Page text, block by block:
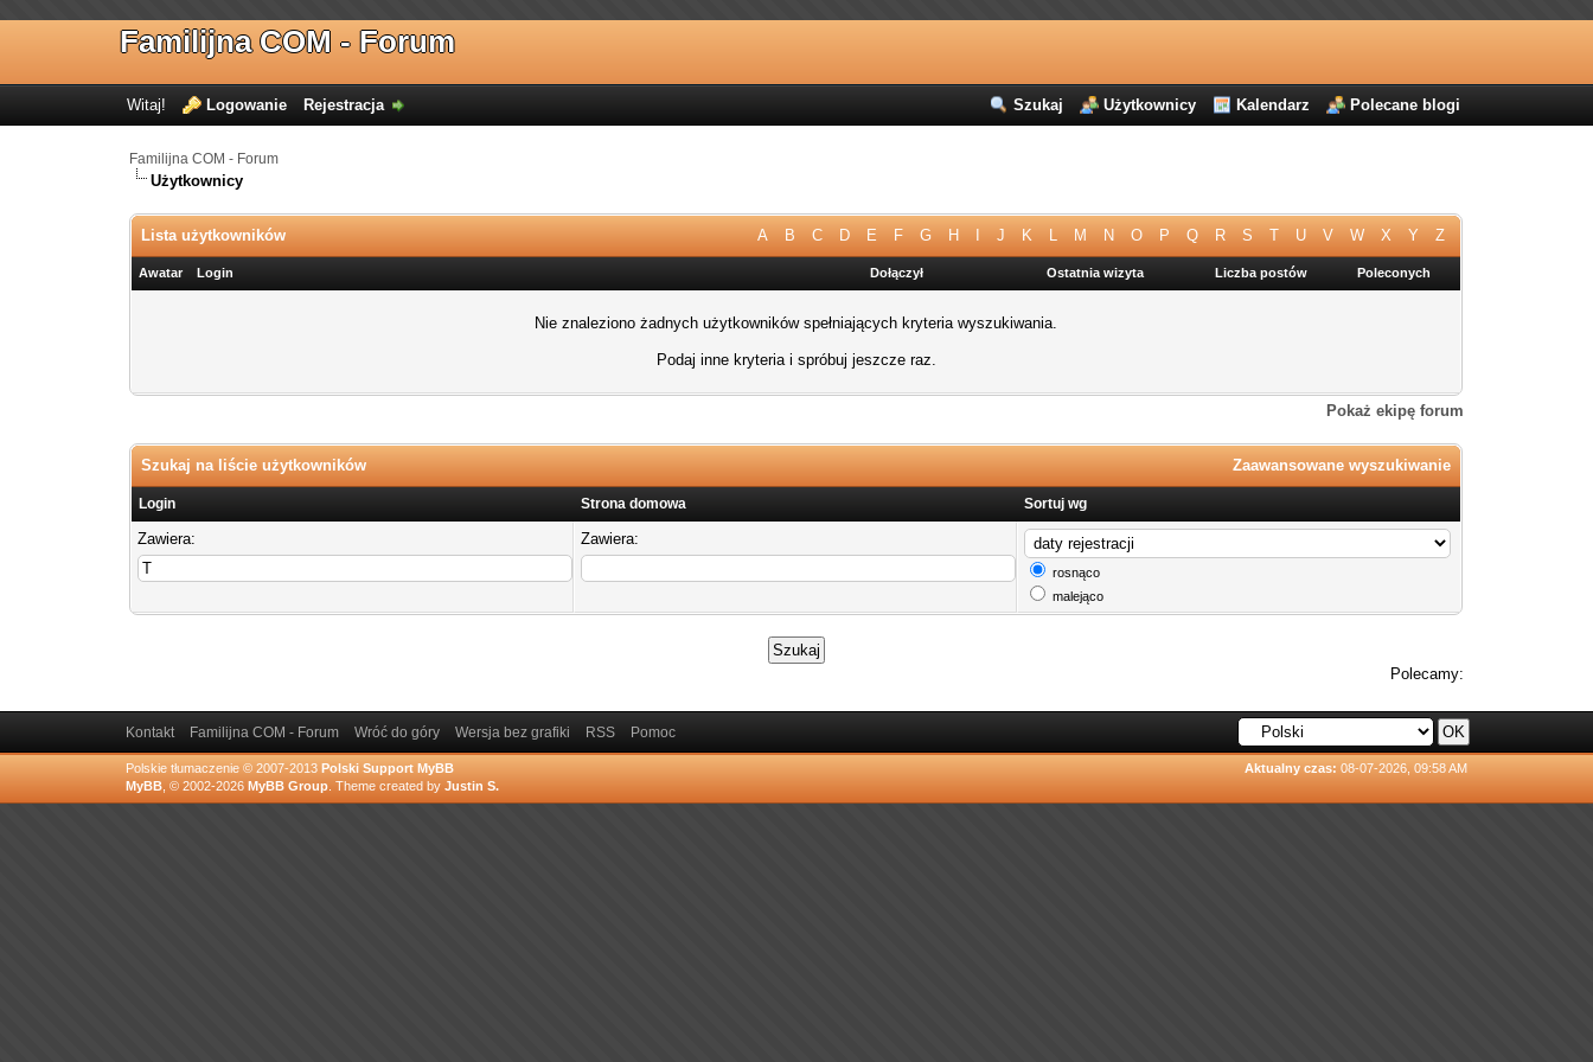
Familijna COM - Forum
Szukaj Użytkownicy Kalendarz Polecane blogi
Witaj! Logowanie Rejestracja
Familijna COM - Forum
Użytkownicy
A B C D E F G H J K M N O P Q R S T U V W X Y Z
Lista użytkowników
Awatar Login Dołączył Ostatnia wizyta Liczba postów Poleconych
Nie znaleziono żadnych użytkowników spełniających kryteria wyszukiwania.
Podaj inne kryteria i spróbuj jeszcze raz.
Pokaż ekipę forum
Zaawansowane wyszukiwanie
Szukaj na liście użytkowników
Login Strona domowa Sortuj wg
Zawiera: Zawiera:
rosnąco
malejąco
Polecamy:
Kontakt Familijna COM - Forum Wróć do góry Wersja bez grafiki RSS Pomoc
Aktualny czas: 08-07-2026, 09:58 AM
Polskie tłumaczenie © 2007-2013 Polski Support MyBB
MyBB, © 2002-2026 MyBB Group. Theme created by Justin S.